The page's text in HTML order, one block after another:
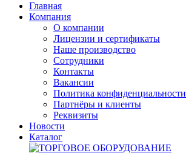
Главная
Компания
О компании
Лицензии и сертификаты
Наше производство
Сотрудники
Контакты
Вакансии
Политика конфиденциальности
Партнёры и клиенты
Реквизиты
Новости
Каталог